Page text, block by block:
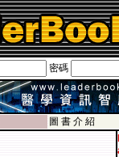
密碼
圖 書 介 紹